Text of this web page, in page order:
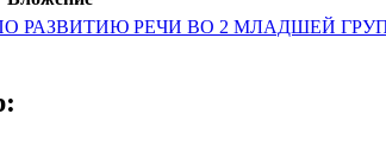
РАЗВИТИЮ РЕЧИ ВО 2 МЛАДШЕЙ